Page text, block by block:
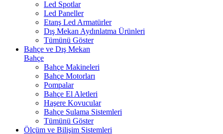
Led Spotlar
Led Paneller
Etanş Led Armatürler
Dış Mekan Aydınlatma Ürünleri
Tümünü Göster
Bahçe ve Dış Mekan
Bahçe
Bahçe Makineleri
Bahçe Motorları
Pompalar
Bahçe El Aletleri
Haşere Kovucular
Bahçe Sulama Sistemleri
Tümünü Göster
Ölçüm ve Bilişim Sistemleri